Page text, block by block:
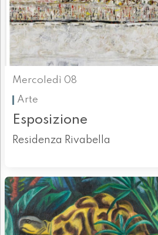
Mercoledì 08
Arte
Esposizione
Residenza Rivabella